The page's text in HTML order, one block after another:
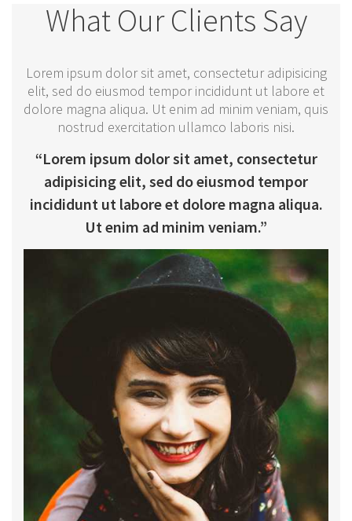
What Our Clients Say
Lorem ipsum dolor sit amet, consectetur adipisicing
elit, sed do eiusmod tempor incididunt ut labore et
dolore magna aliqua. Ut enim ad minim veniam, quis
nostrud exercitation ullamco laboris nisi.
“Lorem ipsum dolor sit amet, consectetur
adipisicing elit, sed do eiusmod tempor
incididunt ut labore et dolore magna aliqua.
Ut enim ad minim veniam.”